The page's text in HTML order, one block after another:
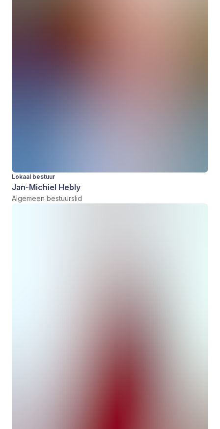
Lokaal bestuur
Jan-Michiel Hebly
Algemeen bestuurslid